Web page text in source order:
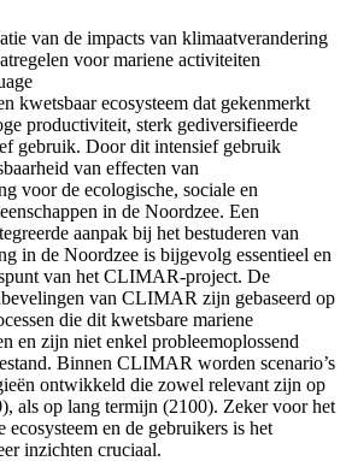
van de impacts van klimaatverandering
voor mariene activiteiten
kwetsbaar ecosysteem dat gekenmerkt
productiviteit, sterk gediversifieerde
gebruik. Door dit intensief gebruik
van effecten van
voor de ecologische, sociale en
in de Noordzee. Een
aanpak bij het bestuderen van
in de Noordzee is bijgevolg essentieel en
van het CLIMAR-project. De
van CLIMAR zijn gebaseerd op
die dit kwetsbare mariene
en zijn niet enkel probleemoplossend
Binnen CLIMAR worden scenario’s
ontwikkeld die zowel relevant zijn op
als op lang termijn (2100). Zeker voor het
ecosysteem en de gebruikers is het
inzichten cruciaal.